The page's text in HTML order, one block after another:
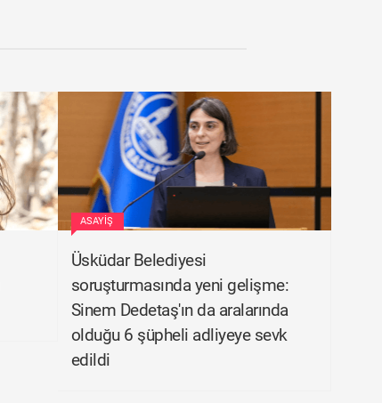
ASAYIŞ
Üsküdar Belediyesi
soruşturmasında yeni gelişme:
Sinem Dedetaş'ın da aralarında
olduğu 6 şüpheli adliyeye sevk
edildi